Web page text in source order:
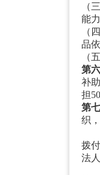
（
能
（
品
（
第
补
担
第
织
拨
法